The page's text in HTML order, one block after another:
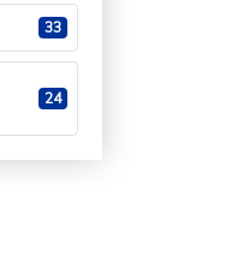
33
24